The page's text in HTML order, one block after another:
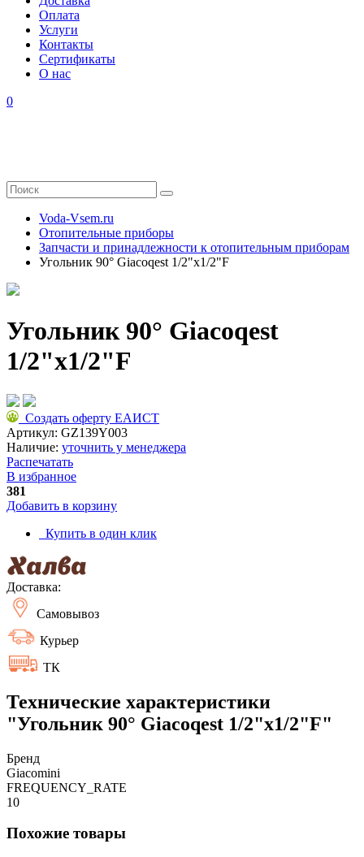
Оплата
Услуги
Контакты
Cертификаты
О нас
0
Voda-Vsem.ru
Отопительные приборы
Запчасти и принадлежности к отопительным приборам
Угольник 90° Giacoqest 1/2"x1/2"F
Угольник 90° Giacoqest
1/2"x1/2"F
Создать оферту ЕАИСТ
Артикул: GZ139Y003
Наличие: уточнить у менеджера
Распечатать
В избранное
381
Добавить в корзину
Купить в один клик
Доставка:
Самовывоз
Курьер
ТК
Технические характеристики
"Угольник 90° Giacoqest 1/2"x1/2"F"
Бренд
Giacomini
FREQUENCY_RATE
10
Похожие товары